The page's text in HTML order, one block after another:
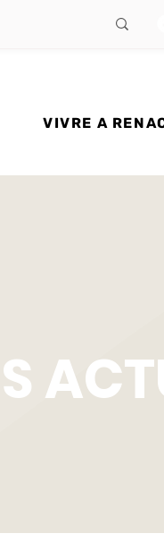
VIVRE A